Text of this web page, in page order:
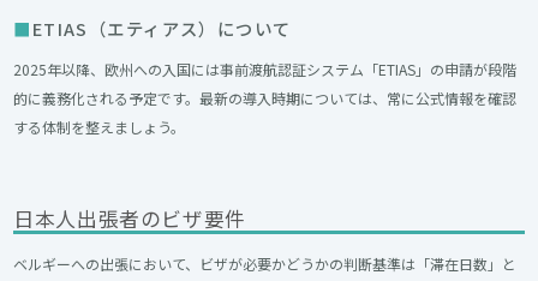
ETIAS（エティアス）について
2025年以降、欧州への入国には事前渡航認証システム「ETIAS」の申請が段階
的に義務化される予定です。最新の導入時期については、常に公式情報を確認
する体制を整えましょう。
日本人出張者のビザ要件
ベルギーへの出張において、ビザが必要かどうかの判断基準は「滞在日数」と